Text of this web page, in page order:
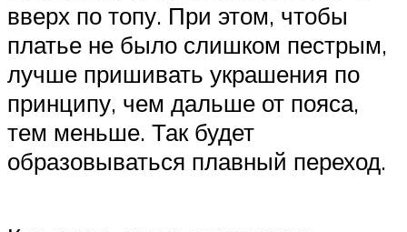
вверх по топу. При этом, чтобы
платье не было слишком пестрым,
лучше пришивать украшения по
принципу, чем дальше от пояса,
тем меньше. Так будет
образовываться плавный переход.